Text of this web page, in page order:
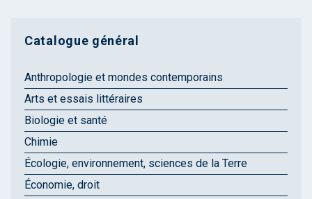
Catalogue général
Anthropologie et mondes contemporains
Arts et essais littéraires
Biologie et santé
Chimie
Écologie, environnement, sciences de la Terre
Économie, droit